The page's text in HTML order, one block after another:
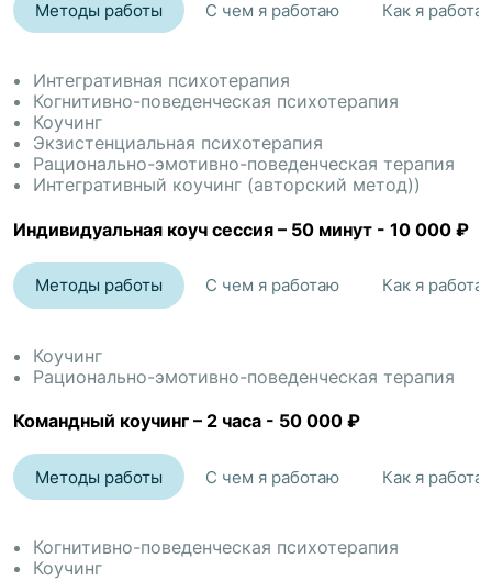
• выгорание и эмоциональное истощение
• карьерные развилки и страхи
• неуверенность в себе и страх неудач
Работаю в модальностях РЭПТ (любимое направление),
КПТ, ОРКТ, схема-терапия, экзистенциальная терапия.
В среднем 5–7 сессий достаточно, чтобы проработать
изменения.
________________________________________
Почему мне доверяют?
• 1 500+ часов терапевтической практики
• 15+ лет опыта в международных корпорациях и
• 5 000+ интервью с руководителями и специалистами
• опыт работы с руководителями, HiPo, стартапами
• преподаватель социальной психологии
супервизии
Методы работы С чем я работаю Как я
Интегративная психотерапия
Когнитивно-поведенческая психотерапия
Коучинг
Экзистенциальная психотерапия
Рационально-эмотивно-поведенческая терапия
Интегративный коучинг (авторский метод))
Индивидуальная коуч сессия – 50 минут - 10 000 ₽
Методы работы С чем я работаю Как я
Коучинг
Рационально-эмотивно-поведенческая терапия
Командный коучинг – 2 часа - 50 000 ₽
Методы работы С чем я работаю Как я
Когнитивно-поведенческая психотерапия
Коучинг